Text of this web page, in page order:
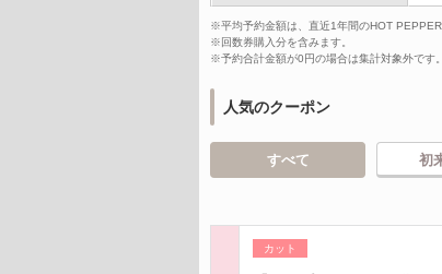
※平均予約金額は、直近1年間のHOT
※回数券購入分を含みます。
※予約合計金額が0円の場合は集計対象外です。
人気のクーポン
すべて 初
カット